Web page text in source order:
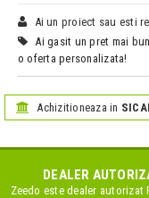
Ai un proiect sau esti
Ai gasit un pret mai
o oferta personalizata!
Achizitioneaza in
DEALER
Zeedo este dealer autorizat